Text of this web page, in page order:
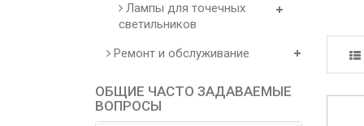
Лампы для точечных
светильников
Ремонт и обслуживание
ОБЩИЕ ЧАСТО ЗАДАВАЕМЫЕ
ВОПРОСЫ